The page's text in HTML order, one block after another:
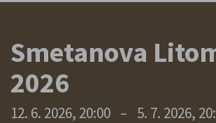
Smetanova
2026
12. 6. 2026, 20:00 – 5. 7. 2026,